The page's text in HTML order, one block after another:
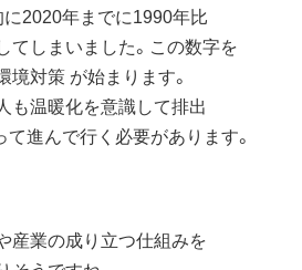
2020年までに1990年比
しまいました。この数字を
対策 が始まります。
も温暖化を意識して排出
進んで行く必要があります。
産業の成り立つ仕組みを